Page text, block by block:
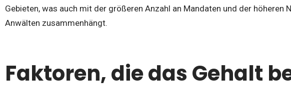
Gebieten, was auch mit der größeren Anzahl an Mandaten und der höheren
Anwälten zusammenhängt.
Faktoren, die das Gehalt